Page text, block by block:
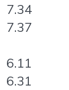
7.34
7.37
6.11
6.31